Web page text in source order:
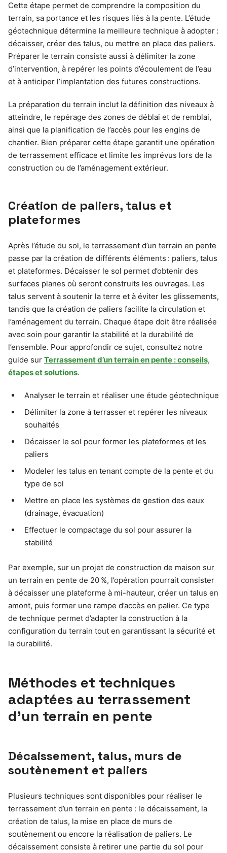
Cette étape permet de comprendre la composition du
terrain, sa portance et les risques liés à la pente. L’étude
géotechnique détermine la meilleure technique à adopter :
décaisser, créer des talus, ou mettre en place des paliers.
Préparer le terrain consiste aussi à délimiter la zone
d’intervention, à repérer les points d’écoulement de l’eau
et à anticiper l’implantation des futures constructions.
La préparation du terrain inclut la définition des niveaux à
atteindre, le repérage des zones de déblai et de remblai,
ainsi que la planification de l’accès pour les engins de
chantier. Bien préparer cette étape garantit une opération
de terrassement efficace et limite les imprévus lors de la
construction ou de l’aménagement extérieur.
Création de paliers, talus et
plateformes
Après l’étude du sol, le terrassement d’un terrain en pente
passe par la création de différents éléments : paliers, talus
et plateformes. Décaisser le sol permet d’obtenir des
surfaces planes où seront construits les ouvrages. Les
talus servent à soutenir la terre et à éviter les glissements,
tandis que la création de paliers facilite la circulation et
l’aménagement du terrain. Chaque étape doit être réalisée
avec soin pour garantir la stabilité et la durabilité de
l’ensemble. Pour approfondir ce sujet, consultez notre
guide sur Terrassement d’un terrain en pente : conseils,
étapes et solutions.
Analyser le terrain et réaliser une étude géotechnique
Délimiter la zone à terrasser et repérer les niveaux
souhaités
Décaisser le sol pour former les plateformes et les
paliers
Modeler les talus en tenant compte de la pente et du
type de sol
Mettre en place les systèmes de gestion des eaux
(drainage, évacuation)
Effectuer le compactage du sol pour assurer la
stabilité
Par exemple, sur un projet de construction de maison sur
un terrain en pente de 20 %, l’opération pourrait consister
à décaisser une plateforme à mi-hauteur, créer un talus en
amont, puis former une rampe d’accès en palier. Ce type
de technique permet d’adapter la construction à la
configuration du terrain tout en garantissant la sécurité et
la durabilité.
Méthodes et techniques
adaptées au terrassement
d’un terrain en pente
Décaissement, talus, murs de
soutènement et paliers
Plusieurs techniques sont disponibles pour réaliser le
terrassement d’un terrain en pente : le décaissement, la
création de talus, la mise en place de murs de
soutènement ou encore la réalisation de paliers. Le
décaissement consiste à retirer une partie du sol pour